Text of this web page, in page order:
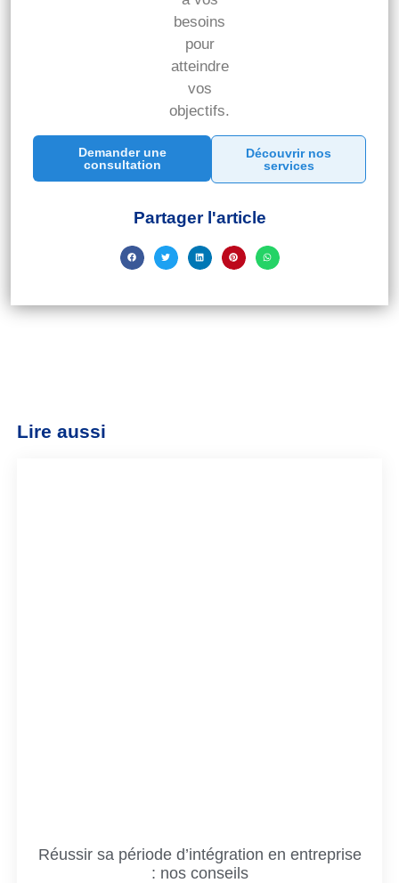
besoins
pour
atteindre
vos
objectifs.
Demander une
consultation
Découvrir nos
services
Partager l'article
Lire aussi
Réussir sa période d’intégration en entreprise
: nos conseils